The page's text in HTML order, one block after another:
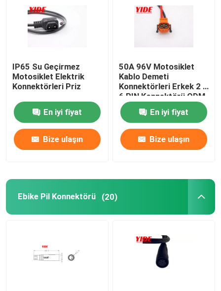
IP65 Su Geçirmez
Motosiklet Elektrik
Konnektörleri Priz
En iyi fiyat
Bize ulaşın
50A 96V Motosiklet
Kablo Demeti
Konnektörleri Erkek 2 +
6 PIN Konnektörü ODM
En iyi fiyat
Bize ulaşın
Ebike Pil Konnektörü (20)